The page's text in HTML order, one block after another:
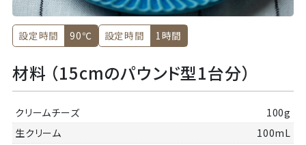
設定時間 90℃ 設定時間 1時間
材料 （15cmのパウンド型1台分）
クリームチーズ
100g
生クリーム
100mL